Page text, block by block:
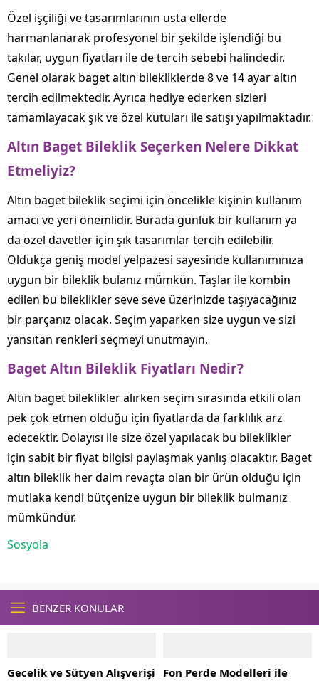
Özel işçiliği ve tasarımlarının usta ellerde
harmanlanarak profesyonel bir şekilde işlendiği bu
takılar, uygun fiyatları ile de tercih sebebi halindedir.
Genel olarak baget altın bilekliklerde 8 ve 14 ayar altın
tercih edilmektedir. Ayrıca hediye ederken sizleri
tamamlayacak şık ve özel kutuları ile satışı yapılmaktadır.
Altın Baget Bileklik Seçerken Nelere Dikkat
Etmeliyiz?
Altın baget bileklik seçimi için öncelikle kişinin kullanım
amacı ve yeri önemlidir. Burada günlük bir kullanım ya
da özel davetler için şık tasarımlar tercih edilebilir.
Oldukça geniş model yelpazesi sayesinde kullanımınıza
uygun bir bileklik bulanız mümkün. Taşlar ile kombin
edilen bu bileklikler seve seve üzerinizde taşıyacağınız
bir parçanız olacak. Seçim yaparken size uygun ve sizi
yansıtan renkleri seçmeyi unutmayın.
Baget Altın Bileklik Fiyatları Nedir?
Altın baget bileklikler alırken seçim sırasında etkili olan
pek çok etmen olduğu için fiyatlarda da farklılık arz
edecektir. Dolayısı ile size özel yapılacak bu bileklikler
için sabit bir fiyat bilgisi paylaşmak yanlış olacaktır. Baget
altın bileklik her daim revaçta olan bir ürün olduğu için
mutlaka kendi bütçenize uygun bir bileklik bulmanız
mümkündür.
Sosyola
BENZER KONULAR
Gecelik ve Sütyen Alışverişi
Fon Perde Modelleri ile